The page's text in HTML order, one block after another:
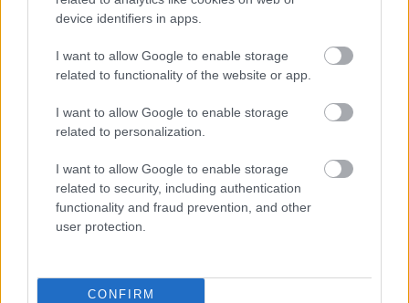
device identifiers in apps.
I want to allow Google to enable storage
related to functionality of the website or app.
I want to allow Google to enable storage
related to personalization.
I want to allow Google to enable storage
related to security, including authentication
functionality and fraud prevention, and other
user protection.
CONFIRM
A mai napon felhatalmazást kaptam a
Műcsarnok vezetésére. Ismerve a hazai
képzőművészeti szcénában széles körben
különbségeket, az első dolgom az lesz, hogy
a tulajdonosi felhatalmazáshoz
felelősséget érzők minél nagyobb részének
támogatását. Ennek érdekében tavasszal
nyilvános konferenciát szervezek, ahol vitára
bocsátom a következő öt évre tervezett
második felhatalmazást remélek. Mégpedig